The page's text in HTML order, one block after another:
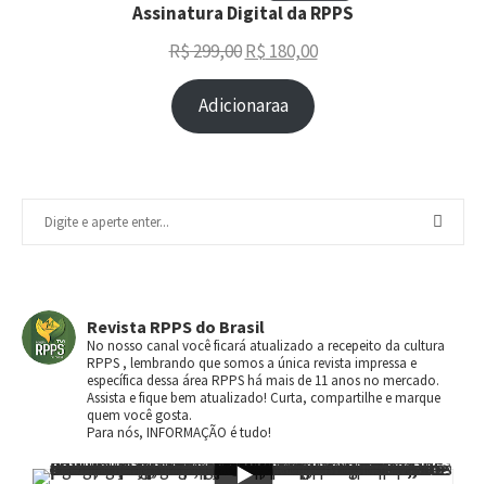
Assinatura Digital da RPPS
R$299,00 R$ 180,00
Adicionaraa
Revista RPPS do Brasil
No nosso canal você ficará atualizado a recepeito da cultura
RPPS , lembrando que somos a única revista impressa e
específica dessa área RPPS há mais de 11 anos no mercado.
Assista e fique bem atualizado! Curta, compartilhe e marque
quem você gosta.
Para nós, INFORMAÇÃO é tudo!